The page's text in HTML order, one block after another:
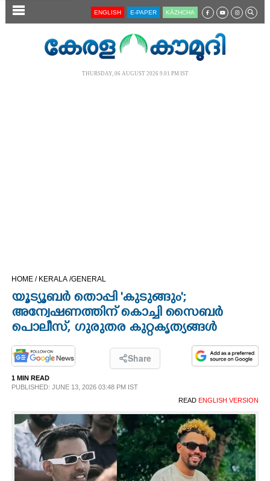
SECTIONS
CINEMA
OPINION
PHOTOS
LIFESTYLE
SPIRITUAL
INFO+
ENGLISH E-PAPER KĀZHCHA
THURSDAY, 06 AUGUST 2026 9.01 PM IST
HOME / KERALA /GENERAL
യൂട്യൂബർ തൊപ്പി 'കുടുങ്ങും';
അന്വേഷണത്തിന് കൊച്ചി സൈബർ
പൊലീസ്, ഗുരുതര കുറ്റകൃത്യങ്ങൾ
Share
1 MIN READ
PUBLISHED: JUNE 13, 2026 03:48 PM IST
READ ENGLISH VERSION